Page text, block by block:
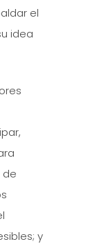
el
idea
de
y